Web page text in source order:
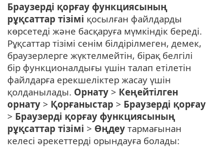
Браузерді қорғау функциясының
рұқсаттар тізімі қосылған файлдарды
көрсетеді және басқаруға мүмкіндік береді.
Рұқсаттар тізімі сенім білдірілмеген, демек,
браузерлерге жүктелмейтін, бірақ белгілі
бір функционалдығы үшін талап етілетін
файлдарға ерекшеліктер жасау үшін
қолданылады. Орнату > Кеңейтілген
орнату > Қорғаныстар > Браузерді қорғау
> Браузерді қорғау функциясының
рұқсаттар тізімі > Өңдеу тармағынан
келесі әрекеттерді орындауға болады: